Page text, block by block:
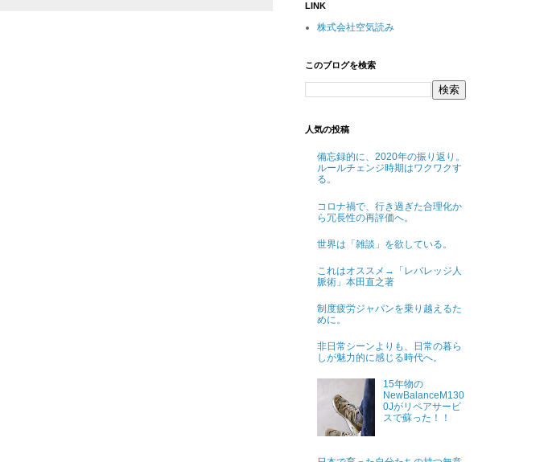
LINK
株式会社空気読み
このブログを検索
人気の投稿
備忘録的に、2020年の振り返り。
ルールチェンジ時期はワクワクす
る。
コロナ禍で、行き過ぎた合理化か
ら冗長性の再評価へ。
世界は「雑談」を欲している。
これはオススメ→「レバレッジ人
脈術」本田直之著
制度疲労ジャパンを乗り越えるた
めに。
非日常シーンよりも、日常の暮ら
しが魅力的に感じる時代へ。
15年物の
NewBalanceM130
0Jがリペアサービ
スで蘇った！！